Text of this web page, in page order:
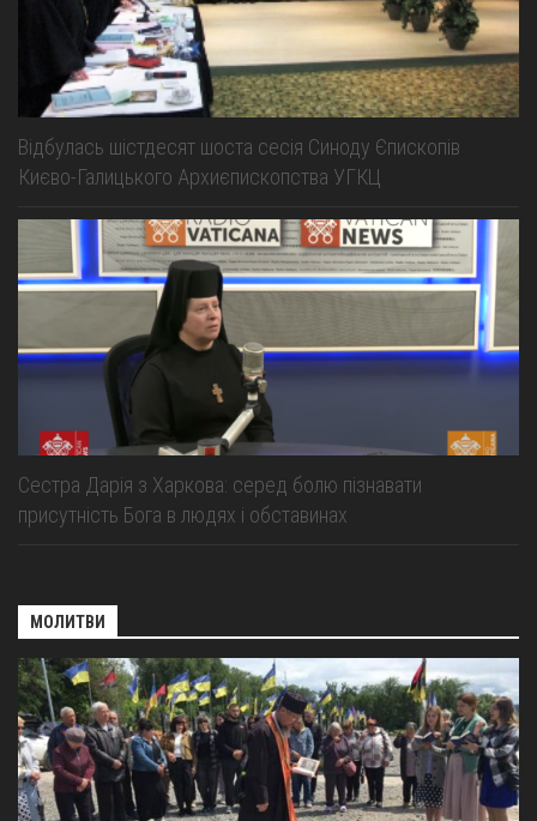
Відбулась шістдесят шоста сесія Синоду Єпископів
Києво-Галицького Архиєпископства УГКЦ
Сестра Дарія з Харкова: серед болю пізнавати
присутність Бога в людях і обставинах
МОЛИТВИ